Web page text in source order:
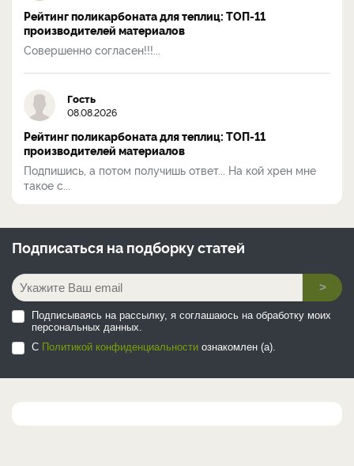
Рейтинг поликарбоната для теплиц: ТОП-11
производителей материалов
Совершенно согласен!!!...
Гость
08.08.2026
Рейтинг поликарбоната для теплиц: ТОП-11
производителей материалов
Подпишись, а потом получишь ответ... На кой хрен мне
такое с...
Подписаться на подборку статей
>
Подписываясь на рассылку, я соглашаюсь на обработку моих
персональных данных.
С Политикой конфиденциальности ознакомлен (а).